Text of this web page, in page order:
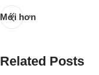
Mới hơn
Related Posts